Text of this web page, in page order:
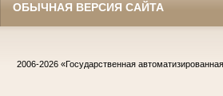
ОБЫЧНАЯ ВЕРСИЯ САЙТА
2006-2026 «Государственная